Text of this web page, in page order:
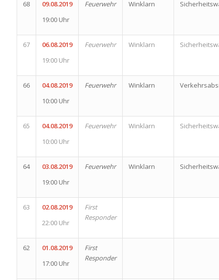
68
09.08.2019
19:00 Uhr
Feuerwehr Winklarn
67
06.08.2019
19:00 Uhr
Feuerwehr Winklarn
66
04.08.2019
10:00 Uhr
Feuerwehr Winklarn
65
04.08.2019
10:00 Uhr
Feuerwehr Winklarn
64
03.08.2019
19:00 Uhr
Feuerwehr Winklarn
63
02.08.2019
22:00 Uhr
First
Responder
62
01.08.2019
17:00 Uhr
First
Responder